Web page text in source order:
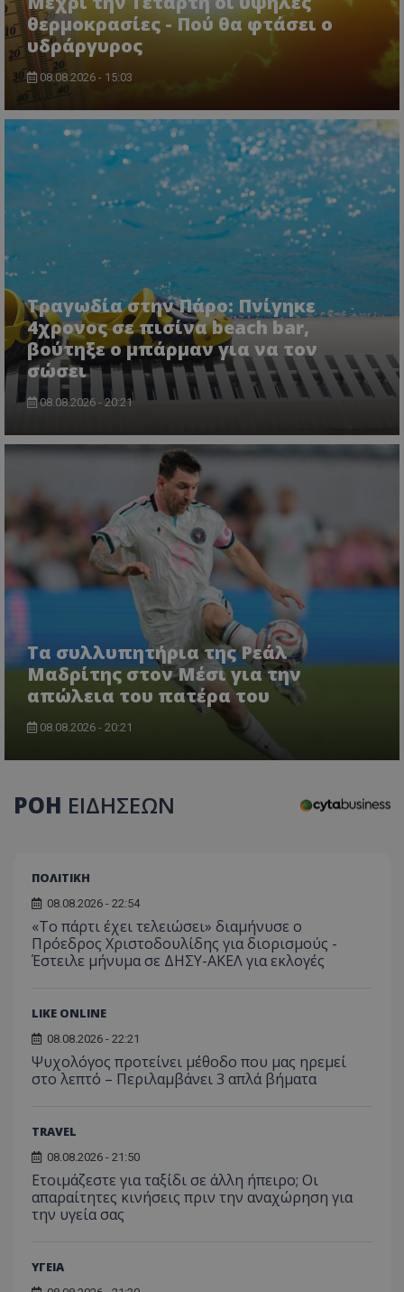
θερμοκρασίες - Πού θα φτάσει ο
υδράργυρος
08.08.2026 - 15:03
Τραγωδία στην Πάρο: Πνίγηκε
4χρονος σε πισίνα beach bar,
βούτηξε ο μπάρμαν για να τον
σώσει
08.08.2026 - 20:21
Τα συλλυπητήρια της Ρεάλ
Μαδρίτης στον Μέσι για την
απώλεια του πατέρα του
08.08.2026 - 20:21
ΡΟΗ ΕΙΔΗΣΕΩΝ
ΠΟΛΙΤΙΚΗ
08.08.2026 - 22:54
«Το πάρτι έχει τελειώσει» διαμήνυσε ο
Πρόεδρος Χριστοδουλίδης για διορισμούς -
Έστειλε μήνυμα σε ΔΗΣΥ-ΑΚΕΛ για εκλογές
LIKE ONLINE
08.08.2026 - 22:21
Ψυχολόγος προτείνει μέθοδο που μας ηρεμεί
στο λεπτό – Περιλαμβάνει 3 απλά βήματα
TRAVEL
08.08.2026 - 21:50
Ετοιμάζεστε για ταξίδι σε άλλη ήπειρο; Οι
απαραίτητες κινήσεις πριν την αναχώρηση για
την υγεία σας
ΥΓΕΙΑ